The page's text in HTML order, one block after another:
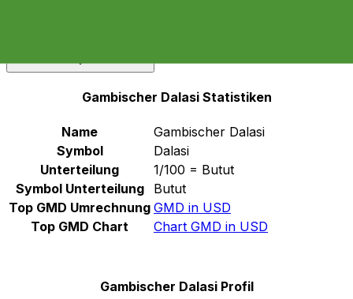
Gambischer Dalasi Statistiken
Name
Gambischer Dalasi
Symbol
Dalasi
Unterteilung
1/100 = Butut
Symbol Unterteilung
Butut
Top GMD Umrechnung GMD in USD
Top GMD Chart
Chart GMD in USD
Gambischer Dalasi Profil